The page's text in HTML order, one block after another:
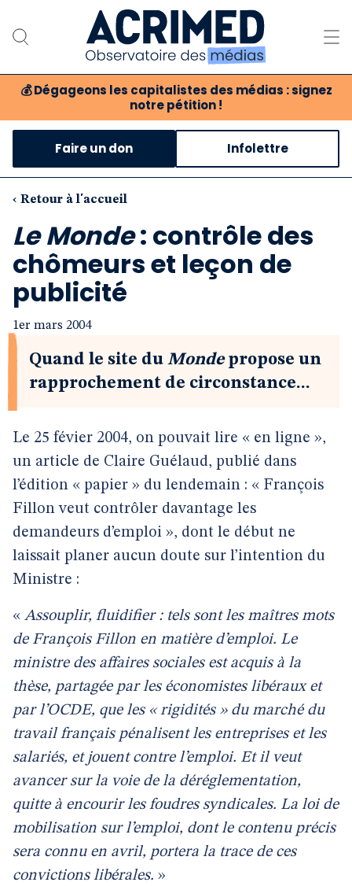
💰 Dégageons les capitalistes des médias : signez
notre pétition !
Notre association
Notre critique des médias
Nos propositions
Notre revue
Boutique
Faire un don Infolettre
‹ Retour à l'accueil
Le Monde: contrôle des
chômeurs et leçon de
publicité
1er mars 2004
Quand le site du Mondepropose un
rapprochement de circonstance...
Le 25 févier 2004, on pouvait lire « en ligne »,
un article de Claire Guélaud, publié dans
l’édition « papier » du lendemain : « François
Fillon veut contrôler davantage les
demandeurs d’emploi », dont le début ne
laissait planer aucun doute sur l’intention du
Ministre :
« Assouplir, fluidifier : tels sont les maîtres mots
de François Fillon en matière d’emploi. Le
ministre des affaires sociales est acquis à la
thèse, partagée par les économistes libéraux et
par l’OCDE, que les « rigidités » du marché du
travail français pénalisent les entreprises et les
salariés, et jouent contre l’emploi. Et il veut
avancer sur la voie de la déréglementation,
quitte à encourir les foudres syndicales. La loi de
mobilisation sur l’emploi, dont le contenu précis
sera connu en avril, portera la trace de ces
convictions libérales. »